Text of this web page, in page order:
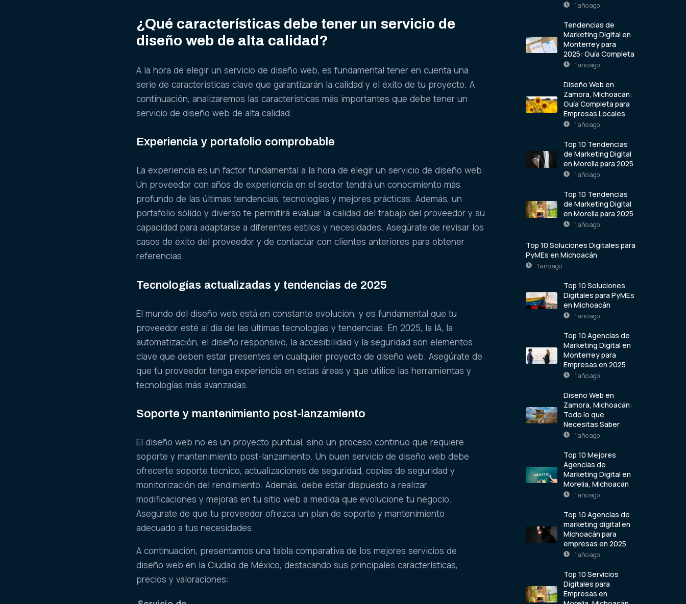
¿Qué características debe tener un servicio de
diseño web de alta calidad?
A la hora de elegir un servicio de diseño web, es fundamental tener en cuenta una
serie de características clave que garantizarán la calidad y el éxito de tu proyecto. A
continuación, analizaremos las características más importantes que debe tener un
servicio de diseño web de alta calidad.
Experiencia y portafolio comprobable
La experiencia es un factor fundamental a la hora de elegir un servicio de diseño web.
Un proveedor con años de experiencia en el sector tendrá un conocimiento más
profundo de las últimas tendencias, tecnologías y mejores prácticas. Además, un
portafolio sólido y diverso te permitirá evaluar la calidad del trabajo del proveedor y su
capacidad para adaptarse a diferentes estilos y necesidades. Asegúrate de revisar los
casos de éxito del proveedor y de contactar con clientes anteriores para obtener
referencias.
Tecnologías actualizadas y tendencias de 2025
El mundo del diseño web está en constante evolución, y es fundamental que tu
proveedor esté al día de las últimas tecnologías y tendencias. En 2025, la IA, la
automatización, el diseño responsivo, la accesibilidad y la seguridad son elementos
clave que deben estar presentes en cualquier proyecto de diseño web. Asegúrate de
que tu proveedor tenga experiencia en estas áreas y que utilice las herramientas y
tecnologías más avanzadas.
Soporte y mantenimiento post-lanzamiento
El diseño web no es un proyecto puntual, sino un proceso continuo que requiere
soporte y mantenimiento post-lanzamiento. Un buen servicio de diseño web debe
ofrecerte soporte técnico, actualizaciones de seguridad, copias de seguridad y
monitorización del rendimiento. Además, debe estar dispuesto a realizar
modificaciones y mejoras en tu sitio web a medida que evolucione tu negocio.
Asegúrate de que tu proveedor ofrezca un plan de soporte y mantenimiento
adecuado a tus necesidades.
A continuación, presentamos una tabla comparativa de los mejores servicios de
diseño web en la Ciudad de México, destacando sus principales características,
precios y valoraciones:
1 año ago
Tendencias de
Marketing Digital en
Monterrey para
2025: Guía Completa
1 año ago
Diseño Web en
Zamora, Michoacán:
Guía Completa para
Empresas Locales
1 año ago
Top 10 Tendencias
de Marketing Digital
en Morelia para 2025
1 año ago
Top 10 Tendencias
de Marketing Digital
en Morelia para 2025
1 año ago
Top 10 Soluciones Digitales para
PyMEs en Michoacán
1 año ago
Top 10 Soluciones
Digitales para PyMEs
en Michoacán
1 año ago
Top 10 Agencias de
Marketing Digital en
Monterrey para
Empresas en 2025
1 año ago
Diseño Web en
Zamora, Michoacán:
Todo lo que
Necesitas Saber
1 año ago
Top 10 Mejores
Agencias de
Marketing Digital en
Morelia, Michoacán
1 año ago
Top 10 Agencias de
marketing digital en
Michoacán para
empresas en 2025
1 año ago
Top 10 Servicios
Digitales para
Empresas en